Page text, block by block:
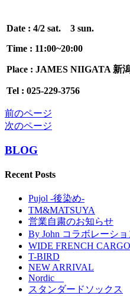
Date : 4/2 sat. 3 sun.
Time : 11:00~20:00
Place : JAMES NIIGATA 新
Tel : 025-229-3756
前のページ
次のページ
BLOG
Recent Posts
Pujol -後染め-
TM&MATSUYA
営業自粛のお知らせ
By John コラボレーショ
WIDE FRENCH
T-BIRD
NEW ARRIVAL
Nordic
スタンダードソックス